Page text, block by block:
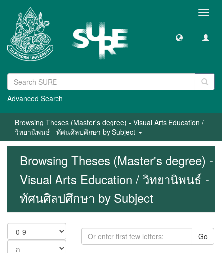
Advanced Search
Browsing Theses (Master's degree) - Visual Arts Education /
วิทยานิพนธ์ - ทัศนศิลปศึกษา by Subject
Browsing Theses (Master's degree) -
Visual Arts Education / วิทยานิพนธ์ -
ทัศนศิลปศึกษา by Subject
Go